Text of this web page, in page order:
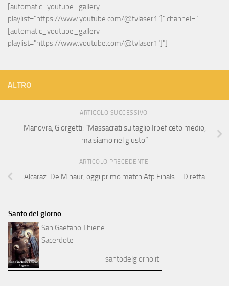
[automatic_youtube_gallery
playlist="https://www.youtube.com/@tvlaser1"]" channel="
[automatic_youtube_gallery
playlist="https://www.youtube.com/@tvlaser1"]"]
ALTRO
ARTICOLO SUCCESSIVO
Manovra, Giorgetti: “Massacrati su taglio Irpef ceto medio,
ma siamo nel giusto”
ARTICOLO PRECEDENTE
Alcaraz-De Minaur, oggi primo match Atp Finals – Diretta
Santo del giorno
San Gaetano Thiene
Sacerdote
santodelgiorno.it